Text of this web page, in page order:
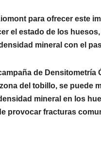
para ofrecer este
el estado de los
mineral con el
de Densitometría
del tobillo, se puede
mineral en los
provocar fracturas